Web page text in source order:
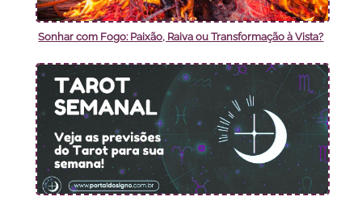
Sonhar com Fogo: Paixão, Raiva ou Transformação à Vista?